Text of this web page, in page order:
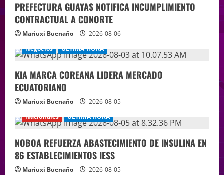
PREFECTURA GUAYAS NOTIFICA INCUMPLIMIENTO
CONTRACTUAL A CONORTE
Mariuxi Buenaño
2026-08-06
Negocios
ÚLTIMA HORA
KIA MARCA COREANA LIDERA MERCADO
ECUATORIANO
Mariuxi Buenaño
2026-08-05
Nacionales
ÚLTIMA HORA
NOBOA REFUERZA ABASTECIMIENTO DE INSULINA EN
86 ESTABLECIMIENTOS IESS
Mariuxi Buenaño 2026-08-05